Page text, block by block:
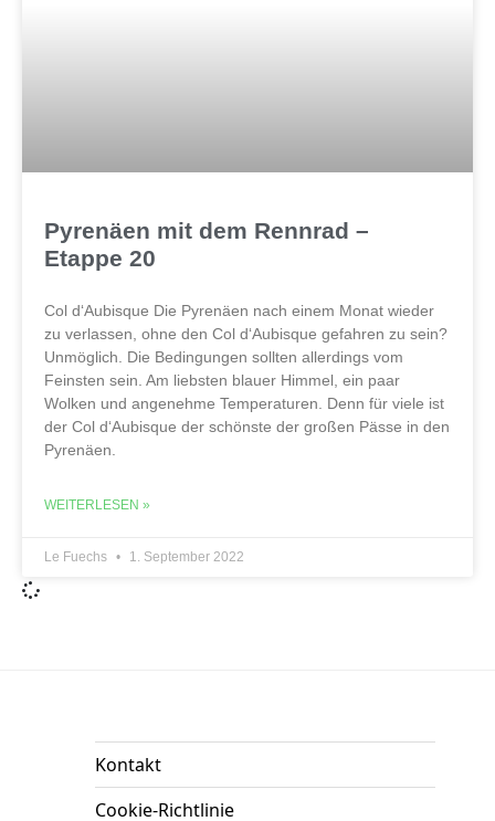
Pyrenäen mit dem Rennrad –
Etappe 20
Col d‘Aubisque Die Pyrenäen nach einem Monat wieder
zu verlassen, ohne den Col d‘Aubisque gefahren zu sein?
Unmöglich. Die Bedingungen sollten allerdings vom
Feinsten sein. Am liebsten blauer Himmel, ein paar
Wolken und angenehme Temperaturen. Denn für viele ist
der Col d‘Aubisque der schönste der großen Pässe in den
Pyrenäen.
WEITERLESEN »
Le Fuechs 1. September 2022
Kontakt
Cookie-Richtlinie